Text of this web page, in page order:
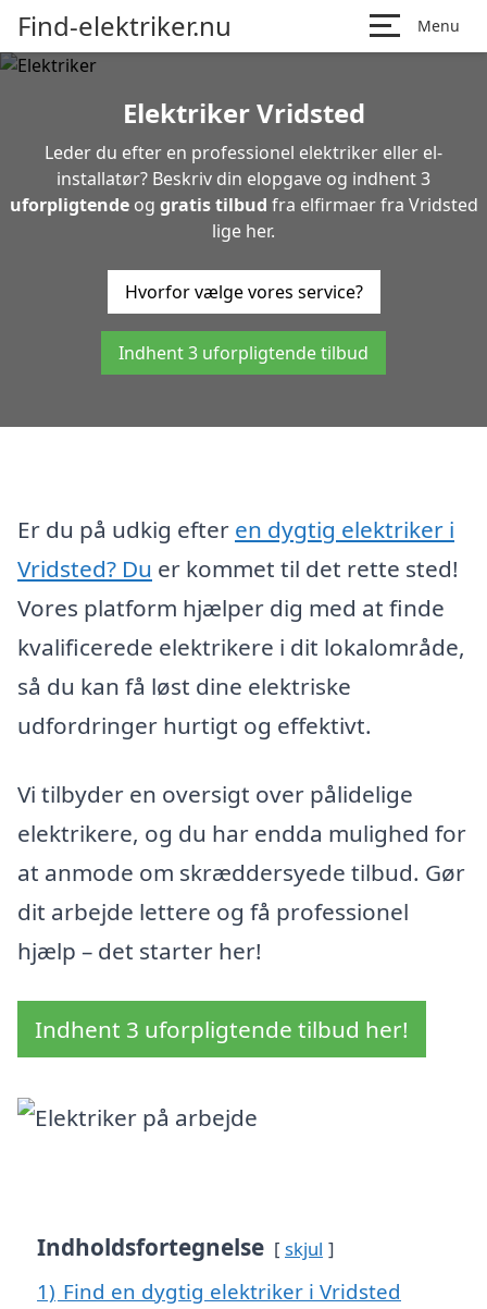
Find-elektriker.nu Menu
Elektriker Vridsted
Leder du efter en professionel elektriker eller el-
installatør? Beskriv din elopgave og indhent 3
uforpligtendeog gratis tilbud fra elfirmaer fra Vridsted
lige her.
Hvorfor vælge vores service?
Indhent 3 uforpligtende tilbud
Er du på udkig efter en dygtig elektriker i
Vridsted? Du er kommet til det rette sted!
Vores platform hjælper dig med at finde
kvalificerede elektrikere i dit lokalområde,
så du kan få løst dine elektriske
udfordringer hurtigt og effektivt.
Vi tilbyder en oversigt over pålidelige
elektrikere, og du har endda mulighed for
at anmode om skræddersyede tilbud. Gør
dit arbejde lettere og få professionel
hjælp – det starter her!
Indhent 3 uforpligtende tilbud her!
Indholdsfortegnelse skjul
1) Find en dygtig elektriker i Vridsted